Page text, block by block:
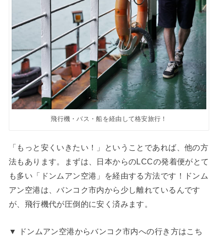
飛行機・バス・船を経由して格安旅行！
「もっと安くいきたい！」ということであれば、他の方
法もあります。まずは、日本からのLCCの発着便がとて
も多い「ドンムアン空港」を経由する方法です！ドンム
アン空港は、バンコク市内から少し離れているんです
が、飛行機代が圧倒的に安く済みます。
▼ ドンムアン空港からバンコク市内への行き方はこち